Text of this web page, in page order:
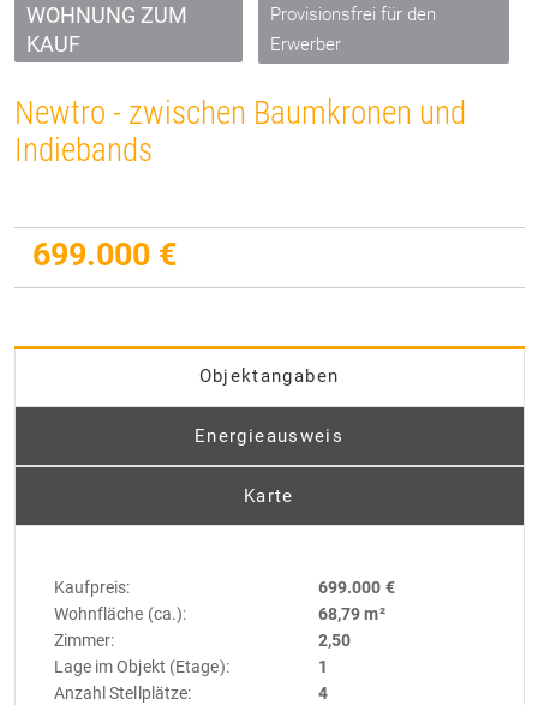
WOHNUNG ZUM
KAUF
Provisionsfrei für den
Erwerber
Newtro - zwischen Baumkronen und
Indiebands
699.000 €
Objektangaben
Energieausweis
Karte
Kaufpreis:
699.000 €
Wohnfläche (ca.):
68,79 m²
Zimmer:
2,50
Lage im Objekt (Etage):
1
Anzahl Stellplätze:
4